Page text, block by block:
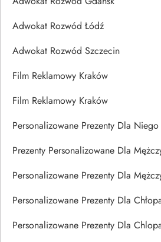
Adwokat Rozwód Łódź
Adwokat Rozwód Szczecin
Film Reklamowy Kraków
Film Reklamowy Kraków
Personalizowane Prezenty Dla Niego
Prezenty Personalizowane Dla
Personalizowane Prezenty Dla
Personalizowane Prezenty Dla
Personalizowane Prezenty Dla